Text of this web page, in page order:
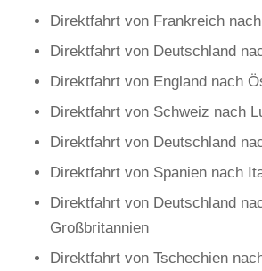
Direktfahrt von Frankreich
Direktfahrt von Deutschland
Direktfahrt von England nach
Direktfahrt von Schweiz nach
Direktfahrt von Deutschland
Direktfahrt von Spanien nach
Direktfahrt von Deutschland
Großbritannien
Direktfahrt von Tschechien